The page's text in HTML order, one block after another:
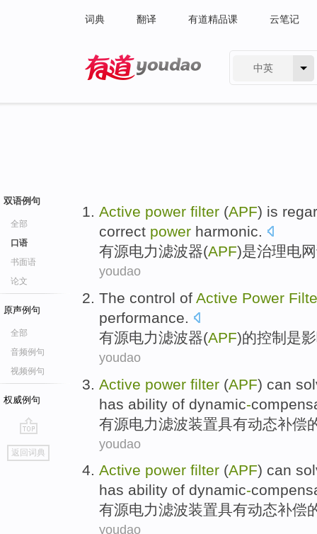
词典 翻译 有道精品课 云笔记
中英
双语例句
全部
口语
书面语
论文
原声例句
全部
音频例句
视频例句
权威例句
go
top
返回词典
Active power filter (APF) is
correct power harmonic.
有源电力滤波器(APF)是治理电网
youdao
The control of Active Power
performance.
有源电力滤波器(APF)的控制 是
youdao
Active power filter (APF) can
has ability of dynamic-
有源电力滤波装置具有动态补偿
youdao
Active power filter (APF) can
has ability of dynamic-
有源电力滤波装置具有动态补偿
youdao